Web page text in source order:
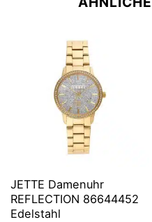
JETTE Damenuhr
REFLECTION 86644452
Edelstahl